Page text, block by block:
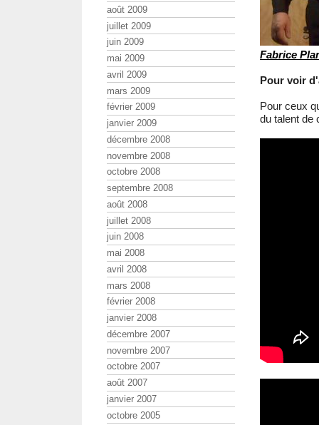
Fabrice
Pour voir
Pour ceux
du talent de
août 2009
juillet 2009
juin 2009
mai 2009
avril 2009
mars 2009
février 2009
janvier 2009
décembre 2008
novembre 2008
octobre 2008
septembre 2008
août 2008
juillet 2008
juin 2008
mai 2008
avril 2008
mars 2008
février 2008
janvier 2008
décembre 2007
novembre 2007
octobre 2007
août 2007
janvier 2007
octobre 2005